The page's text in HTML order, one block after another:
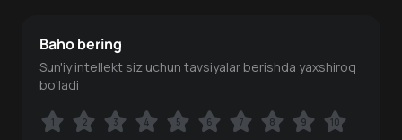
Baho bering
Sun'iy intellekt siz uchun tavsiyalar berishda yaxshiroq
bo'ladi
1 2 3 4 5 6 7 8 9 10
1 2 3 4 5 6 7 8 9 10